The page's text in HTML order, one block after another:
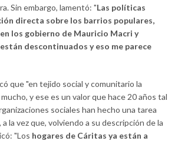
Sin embargo, lamentó: "Las políticas
directa sobre los barrios populares,
los gobierno de Mauricio Macri y
descontinuados y eso me parece
que "en tejido social y comunitario la
y ese es un valor que hace 20 años tal
sociales han hecho una tarea
a la vez que, volviendo a su descripción de la
"Los hogares de Cáritas ya están a